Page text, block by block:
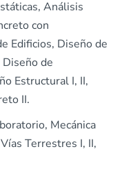
Análisis
con
Edificios, Diseño de
de
Estructural I, II,
II.
Mecánica
Terrestres I, II,